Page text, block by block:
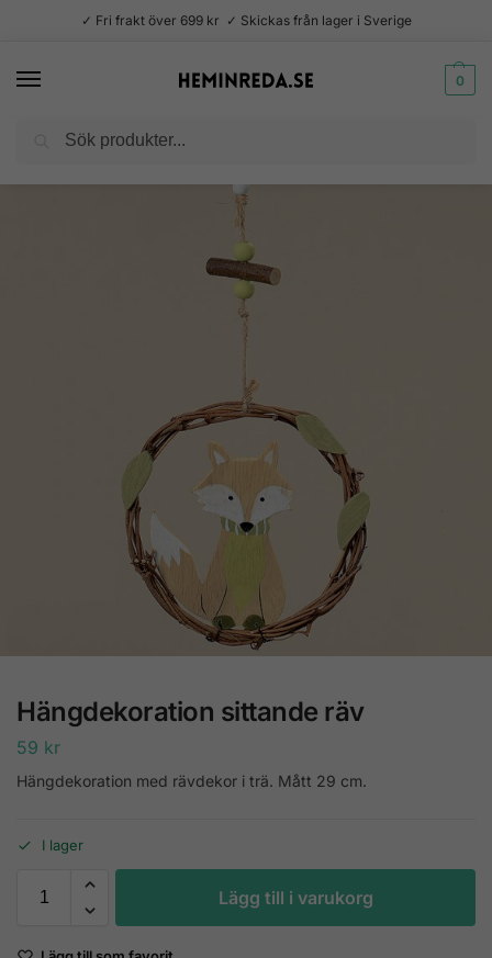
✓ Fri frakt över 699 kr ✓ Skickas från lager i Sverige
0
Dekoration / Dekorationer
Hängdekoration sittande räv
59 kr
Hängdekoration med rävdekor i trä. Mått 29 cm.
I lager
Lägg till i varukorg